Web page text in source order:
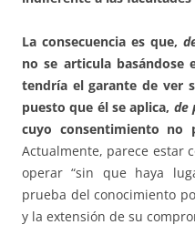
La consecuencia es que,
no se articula basándose
tendría el garante de ver
puesto que él se aplica, de
cuyo consentimiento no
Actualmente, parece estar
operar “sin que haya
prueba del conocimiento
y la extensión de su